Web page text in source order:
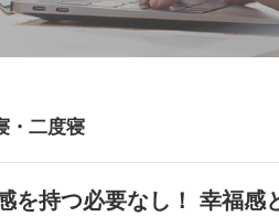
・二度寝
を持つ必要なし！ 幸福感